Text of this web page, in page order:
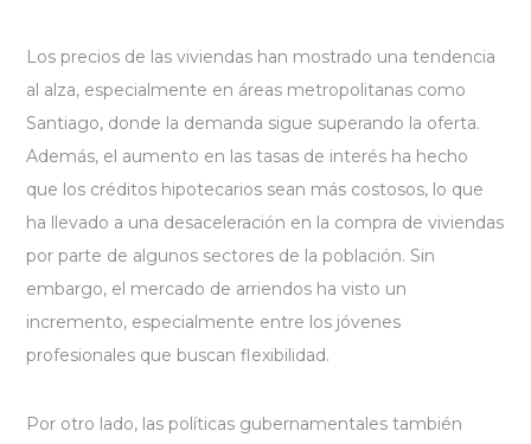
Los precios de las viviendas han mostrado una tendencia
al alza, especialmente en áreas metropolitanas como
Santiago, donde la demanda sigue superando la oferta.
Además, el aumento en las tasas de interés ha hecho
que los créditos hipotecarios sean más costosos, lo que
ha llevado a una desaceleración en la compra de viviendas
por parte de algunos sectores de la población. Sin
embargo, el mercado de arriendos ha visto un
incremento, especialmente entre los jóvenes
profesionales que buscan flexibilidad.
Por otro lado, las políticas gubernamentales también